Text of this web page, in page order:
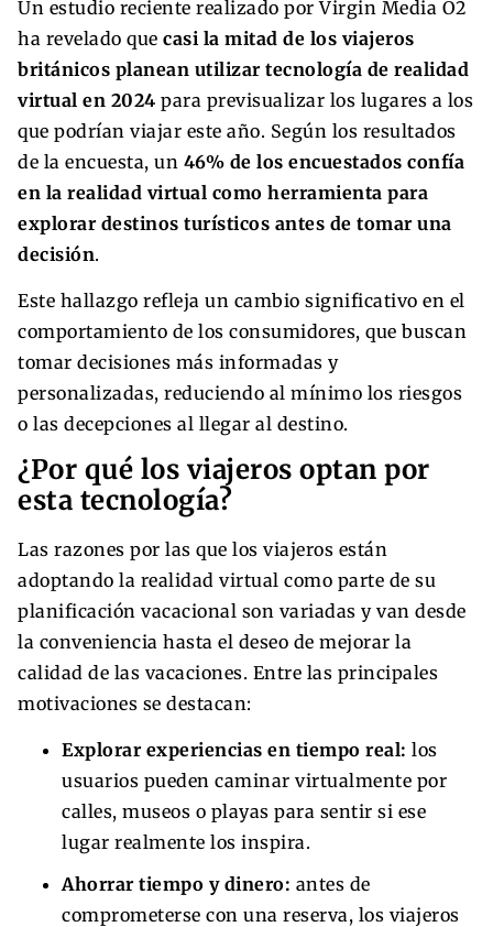
Un estudio reciente realizado por Virgin Media O2
ha revelado que casi la mitad de los viajeros
británicos planean utilizar tecnología de realidad
virtual en 2024 para previsualizar los lugares a los
que podrían viajar este año. Según los resultados
de la encuesta, un 46% de los encuestados confía
en la realidad virtual como herramienta para
explorar destinos turísticos antes de tomar una
decisión.
Este hallazgo refleja un cambio significativo en el
comportamiento de los consumidores, que buscan
tomar decisiones más informadas y
personalizadas, reduciendo al mínimo los riesgos
o las decepciones al llegar al destino.
¿Por qué los viajeros optan por
esta tecnología?
Las razones por las que los viajeros están
adoptando la realidad virtual como parte de su
planificación vacacional son variadas y van desde
la conveniencia hasta el deseo de mejorar la
calidad de las vacaciones. Entre las principales
motivaciones se destacan:
Explorar experiencias en tiempo real: los
usuarios pueden caminar virtualmente por
calles, museos o playas para sentir si ese
lugar realmente los inspira.
Ahorrar tiempo y dinero: antes de
comprometerse con una reserva, los viajeros